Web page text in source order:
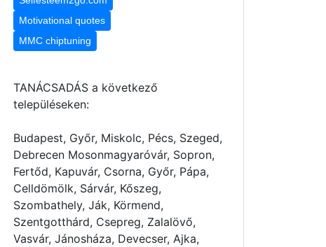
Motivational quotes
MMC chiptuning
TANÁCSADÁS a következő
településeken:
Budapest, Győr, Miskolc, Pécs, Szeged,
Debrecen Mosonmagyaróvár, Sopron,
Fertőd, Kapuvár, Csorna, Győr, Pápa,
Celldömölk, Sárvár, Kőszeg,
Szombathely, Ják, Körmend,
Szentgotthárd, Csepreg, Zalalövő,
Vasvár, Jánosháza, Devecser, Ajka,